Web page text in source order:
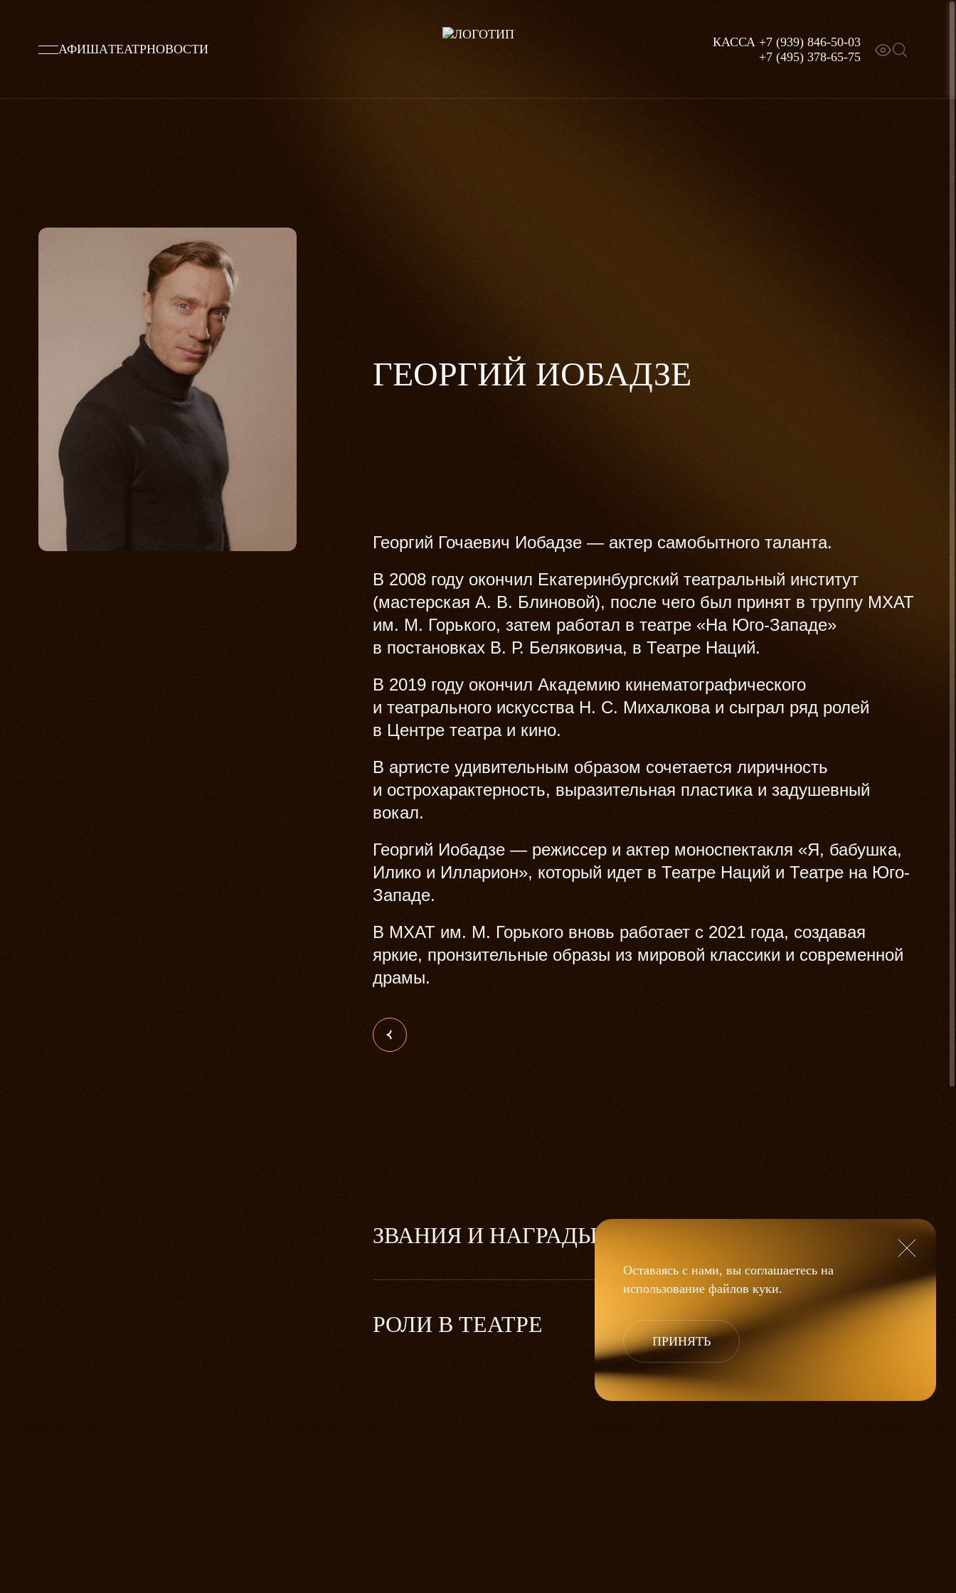
АФИШАТЕАТРНОВОСТИ
КАССА +7 (939) 846-50-03
+7 (495) 378-65-75
ГЕОРГИЙ ИОБАДЗЕ
Георгий Гочаевич Иобадзе — актер самобытного таланта.
В 2008 году окончил Екатеринбургский театральный институт
(мастерская А. В. Блиновой), после чего был принят в труппу МХАТ
им. М. Горького, затем работал в театре «На Юго-Западе»
в постановках В. Р. Беляковича, в Театре Наций.
В 2019 году окончил Академию кинематографического
и театрального искусства Н. С. Михалкова и сыграл ряд ролей
в Центре театра и кино.
В артисте удивительным образом сочетается лиричность
и острохарактерность, выразительная пластика и задушевный
вокал.
Георгий Иобадзе — режиссер и актер моноспектакля «Я, бабушка,
Илико и Илларион», который идет в Театре Наций и Театре на Юго-
Западе.
В МХАТ им. М. Горького вновь работает с 2021 года, создавая
яркие, пронзительные образы из мировой классики и современной
драмы.
ЗВАНИЯ И НАГРАДЫ
РОЛИ В ТЕАТРЕ
Оставаясь с нами, вы соглашаетесь на
использование файлов куки.
ПРИНЯТЬ